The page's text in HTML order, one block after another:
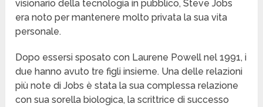
visionario della tecnologia in pubblico, Steve Jobs
era noto per mantenere molto privata la sua vita
personale.
Dopo essersi sposato con Laurene Powell nel 1991, i
due hanno avuto tre figli insieme. Una delle relazioni
più note di Jobs è stata la sua complessa relazione
con sua sorella biologica, la scrittrice di successo